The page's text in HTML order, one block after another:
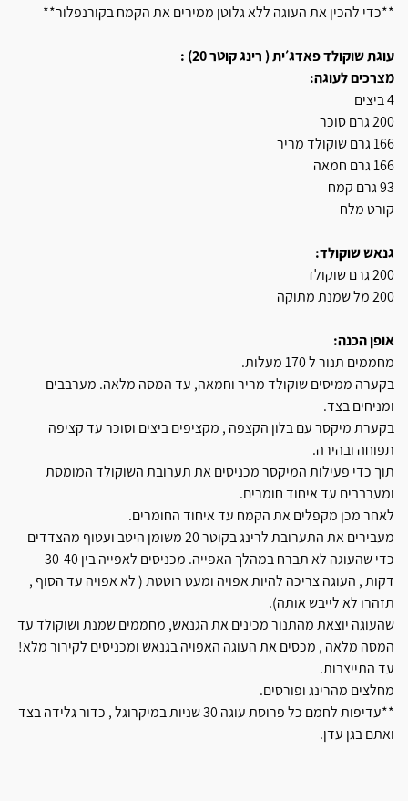
**כדי להכין את העוגה ללא גלוטן ממירים את הקמח בקורנפלור**
עוגת שוקולד פאדג׳ית ( רינג קוטר 20) :
מצרכים לעוגה:
4 ביצים
200 גרם סוכר
166 גרם שוקולד מריר
166 גרם חמאה
93 גרם קמח
קורט מלח
גנאש שוקולד:
200 גרם שוקולד
200 מל שמנת מתוקה
אופן הכנה:
מחממים תנור ל 170 מעלות.
בקערה ממיסים שוקולד מריר וחמאה, עד המסה מלאה. מערבבים
ומניחים בצד.
בקערת מיקסר עם בלון הקצפה , מקציפים ביצים וסוכר עד קציפה
תפוחה ובהירה.
תוך כדי פעילות המיקסר מכניסים את תערובת השוקולד המומסת
ומערבבים עד איחוד חומרים.
לאחר מכן מקפלים את הקמח עד איחוד החומרים.
מעבירים את התערובת לרינג בקוטר 20 משומן היטב ועטוף מהצדדים
כדי שהעוגה לא תברח במהלך האפייה. מכניסים לאפייה בין 30-40
דקות , העוגה צריכה להיות אפויה ומעט רוטטת ( לא אפויה עד הסוף ,
תזהרו לא לייבש אותה).
שהעוגה יוצאת מהתנור מכינים את הגנאש, מחממים שמנת ושוקולד עד
המסה מלאה , מכסים את העוגה האפויה בגנאש ומכניסים לקירור מלא!
עד התייצבות.
מחלצים מהרינג ופורסים.
**עדיפות לחמם כל פרוסת עוגה 30 שניות במיקרוגל , כדור גלידה בצד
ואתם בגן עדן.